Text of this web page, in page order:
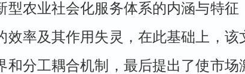
型农业社会化服务体系的内涵与特征
效率及其作用失灵，在此基础上，该
和分工耦合机制，最后提出了使市场